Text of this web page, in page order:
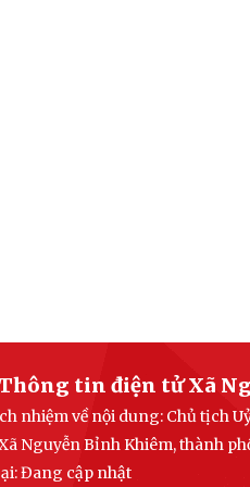
tin điện tử Xã
nhiệm về nội dung: Chủ tịch
Nguyễn Bỉnh Khiêm, thành
Đang cập nhật